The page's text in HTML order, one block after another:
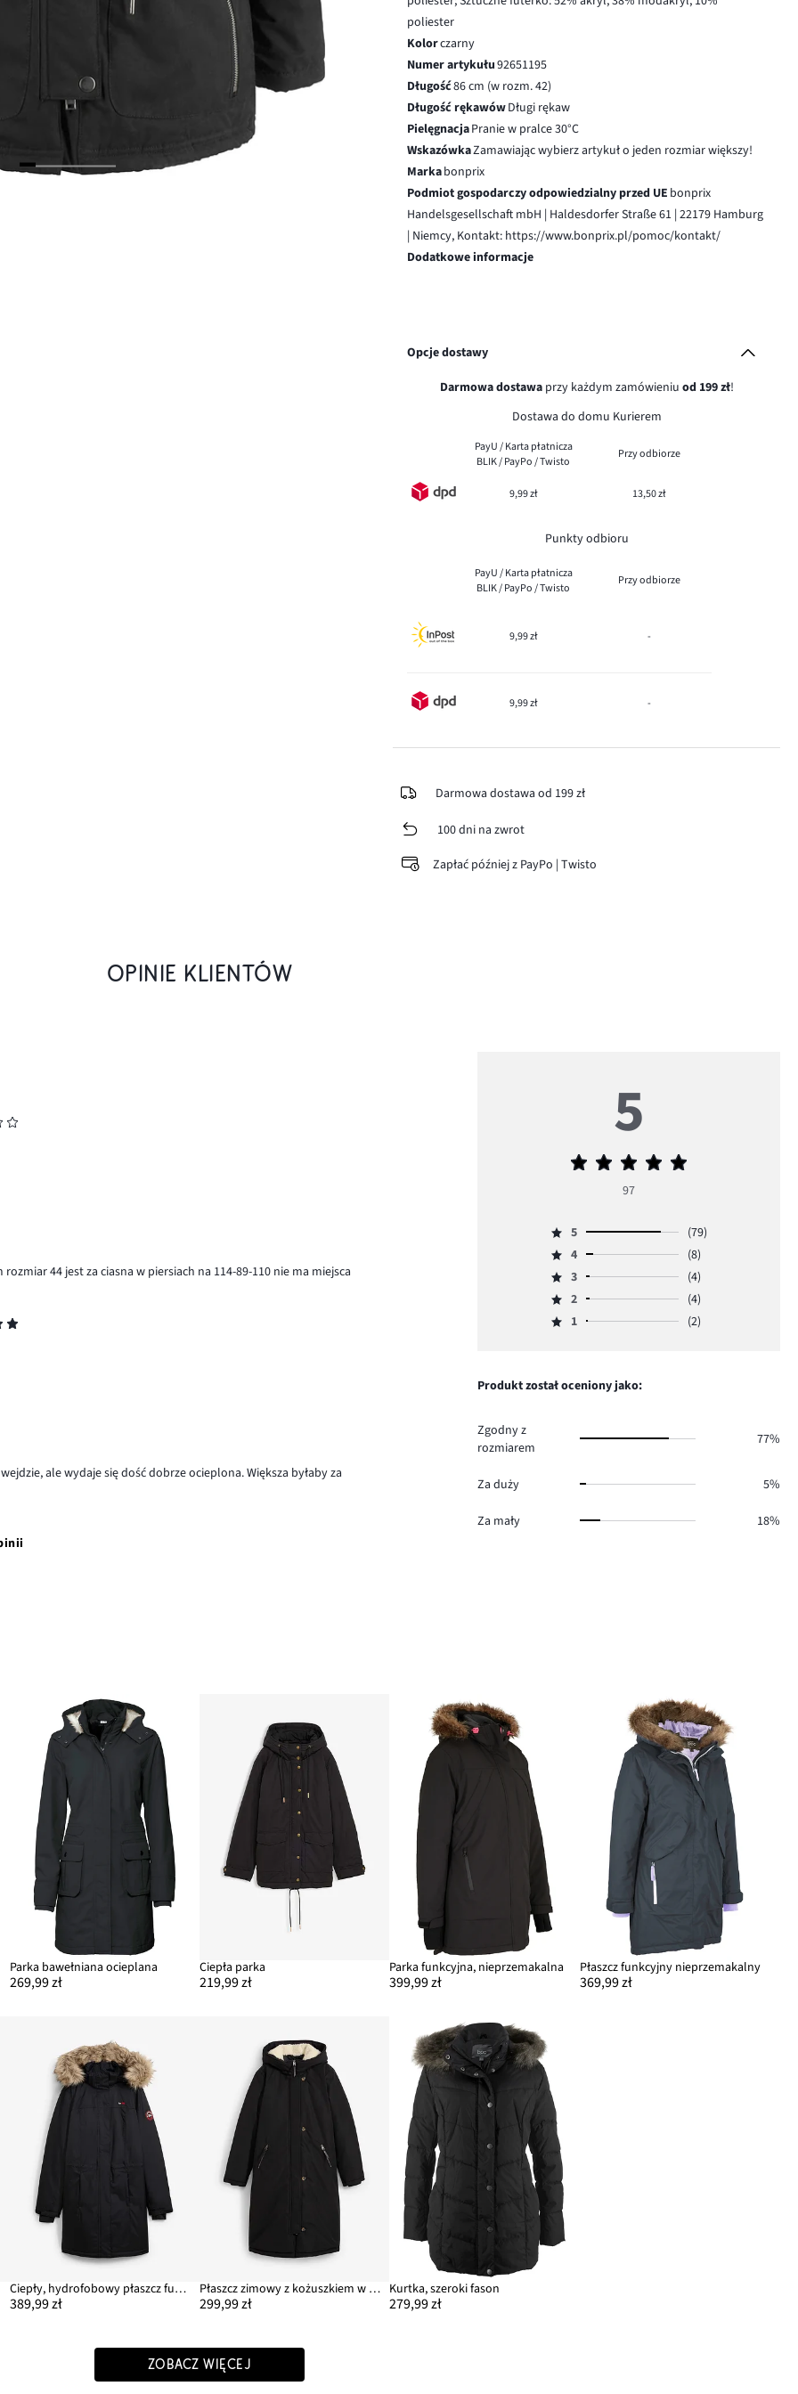
poliester
Kolorczarny
Numer artykułu92651195
Długość86 cm (w rozm. 42)
Długość rękawówDługi rękaw
PielęgnacjaPranie w pralce 30°C
WskazówkaZamawiając wybierz artykuł o jeden rozmiar większy!
Markabonprix
Podmiot gospodarczy odpowiedzialny przed UE bonprix
Handelsgesellschaft mbH | Haldesdorfer Straße 61 | 22179 Hamburg
| Niemcy, Kontakt: https://www.bonprix.pl/pomoc/kontakt/
Dodatkowe informacje
Opcje dostawy
Darmowa dostawaprzy każdym zamówieniu od 199 zł!
Dostawa do domu Kurierem
PayU / Karta płatnicza
BLIK / PayPo / Twisto
Przy odbiorze
9,99 zł 13,50 zł
Punkty odbioru
PayU / Karta płatnicza
BLIK / PayPo / Twisto
Przy odbiorze
9,99 zł -
9,99 zł -
Darmowa dostawa od 199 zł
100 dni na zwrot
Zapłać później z PayPo | Twisto
OPINIE KLIENTÓW
44 jest za ciasna w piersiach na 114-89-110 nie ma miejsca
ale wydaje się dość dobrze ocieplona. Większa byłaby za
5
Średnia
5
97
Ocena
5,
ilość
głosów
5
(79)
Ocena
4,
ilość
głosów
4
(8)
Ocena
3,
ilość
3
(4)
Ocena
2,
4.
2
(4)
Ocena
głosów
1 (2)
Produkt został oceniony jako:
Zgodny z
rozmiarem
77%
Za duży 5%
Za mały 18%
Parka bawełniana ocieplana
269,99 zł
Ciepła parka
219,99 zł
Parka funkcyjna, nieprzemakalna
399,99 zł
Płaszcz funkcyjny nieprzemakalny
369,99 zł
Ciepły, hydrofobowy płaszcz funkcjonalny outdoorowy ze sztucznym futerkiem
389,99 zł
Płaszcz zimowy z kożuszkiem w kapturze
299,99 zł
Kurtka, szeroki fason
279,99 zł
ZOBACZ WIĘCEJ